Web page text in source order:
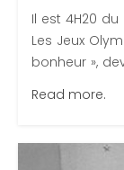
Il est 4H20
Les Jeux
bonheur »,
Read more.